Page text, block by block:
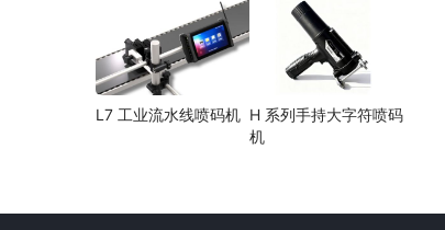
L7 工业流水线喷码机 H 系列手持大字符喷码
机